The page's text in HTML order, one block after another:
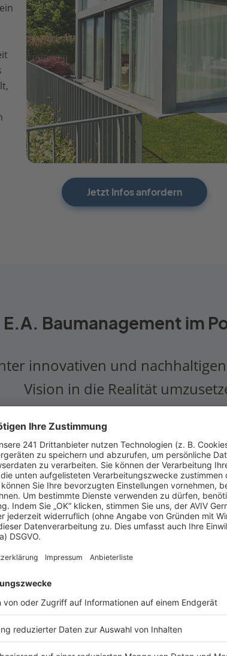
Jetzt Infos anfordern
E.A. Baumanagement im
innovativen und
Vision in die Realität
zuverlässige und
und Facharbeitern
und Sanierungslösungen
Förderungen
der Übergabe des